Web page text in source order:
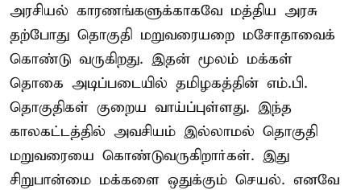
அரசியல் காரணங்களுக்காகவே மத்திய அரசு
தற்போது தொகுதி மறுவரையறை மசோதாவைக்
கொண்டு வருகிறது. இதன் மூலம் மக்கள்
தொகை அடிப்படையில் தமிழகத்தின் எம்.பி.
தொகுதிகள் குறைய வாய்ப்புள்ளது. இந்த
காலகட்டத்தில் அவசியம் இல்லாமல் தொகுதி
மறுவரையை கொண்டுவருகிறார்கள். இது
சிறுபான்மை மக்களை ஒதுக்கும் செயல். எனவே